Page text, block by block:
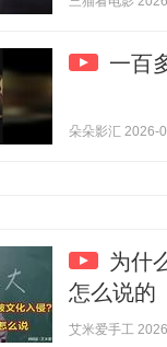
一百
朵朵影汇 2026-
为什
怎么说的
艾米爱手工